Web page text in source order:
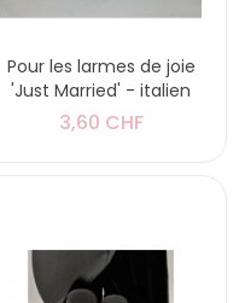
Pour les larmes de joie
'Just Married' - italien
3,60 CHF